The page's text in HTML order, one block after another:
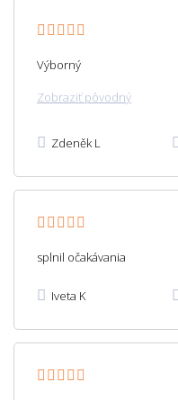
Výborný
Zobraziť pôvodný
Zdeněk L
splnil očakávania
Iveta K